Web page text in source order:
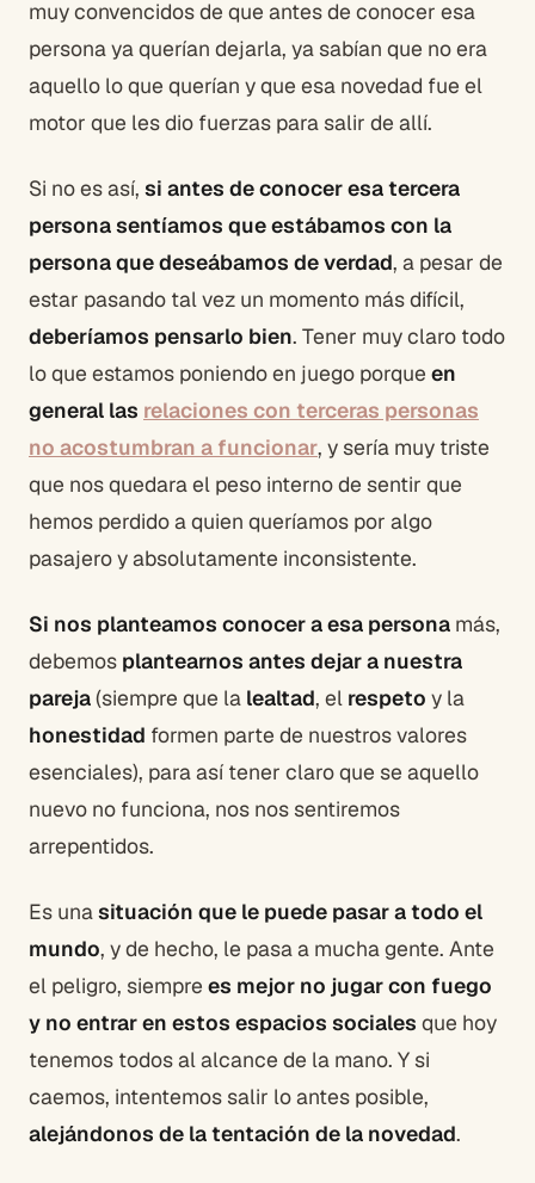
muy convencidos de que antes de conocer esa
persona ya querían dejarla, ya sabían que no era
aquello lo que querían y que esa novedad fue el
motor que les dio fuerzas para salir de allí.
Si no es así, si antes de conocer esa tercera
persona sentíamos que estábamos con la
persona que deseábamos de verdad, a pesar de
estar pasando tal vez un momento más difícil,
deberíamos pensarlo bien. Tener muy claro todo
lo que estamos poniendo en juego porque en
general las relaciones con terceras personas
no acostumbran a funcionar, y sería muy triste
que nos quedara el peso interno de sentir que
hemos perdido a quien queríamos por algo
pasajero y absolutamente inconsistente.
Si nos planteamos conocer a esa persona más,
debemos plantearnos antes dejar a nuestra
pareja(siempre que la lealtad, el respeto y la
honestidad formen parte de nuestros valores
esenciales), para así tener claro que se aquello
nuevo no funciona, nos nos sentiremos
arrepentidos.
Es unasituación que le puede pasar a todo el
mundo, y de hecho, le pasa a mucha gente. Ante
el peligro, siempre es mejor no jugar con fuego
y no entrar en estos espacios sociales que hoy
tenemos todos al alcance de la mano. Y si
caemos, intentemos salir lo antes posible,
alejándonos de la tentación de la novedad.